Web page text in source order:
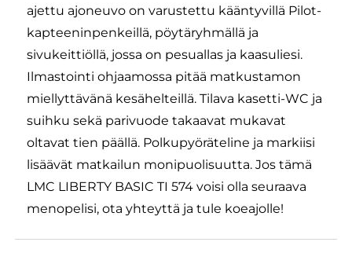
ajettu ajoneuvo on varustettu kääntyvillä Pilot-
kapteeninpenkeillä, pöytäryhmällä ja
sivukeittiöllä, jossa on pesuallas ja kaasuliesi.
Ilmastointi ohjaamossa pitää matkustamon
miellyttävänä kesähelteillä. Tilava kasetti-WC ja
suihku sekä parivuode takaavat mukavat
oltavat tien päällä. Polkupyöräteline ja markiisi
lisäävät matkailun monipuolisuutta. Jos tämä
LMC LIBERTY BASIC TI 574 voisi olla seuraava
menopelisi, ota yhteyttä ja tule koeajolle!